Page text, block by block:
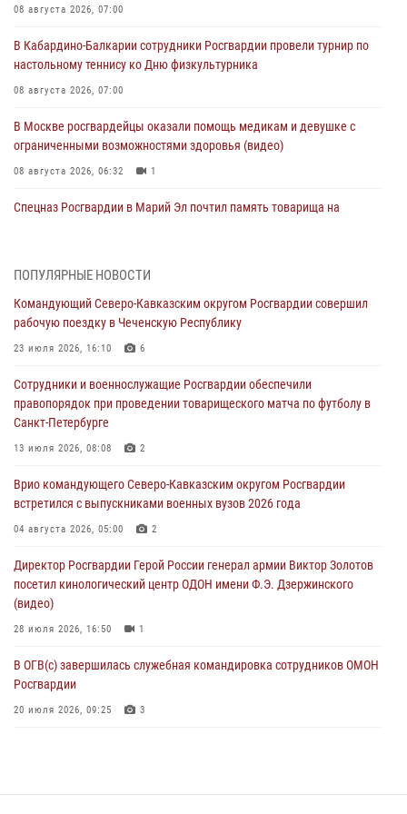
08 августа 2026, 07:00
В Кабардино-Балкарии сотрудники Росгвардии провели турнир по
настольному теннису ко Дню физкультурника
08 августа 2026, 07:00
В Москве росгвардейцы оказали помощь медикам и девушке с
ограниченными возможностями здоровья (видео)
08 августа 2026, 06:32 1
Спецназ Росгвардии в Марий Эл почтил память товарища на
турнирами, мастер-классами и легкоатлетическими забегами
08 августа 2026, 06:03
подготовки на Урале
08 августа 2026, 05:00 3
В ДНР выполняющие задачи СВО росгвардейцы получают из дома
08 августа 2026, 05:00
Комплексные проверки безопасности объектов образования с
08 августа 2026, 04:01
ПОПУЛЯРНЫЕ НОВОСТИ
Командующий Северо-Кавказским округом Росгвардии совершил
рабочую поездку в Чеченскую Республику
23 июля 2026, 16:10 6
Сотрудники и военнослужащие Росгвардии обеспечили
правопорядок при проведении товарищеского матча по футболу в
Санкт-Петербурге
13 июля 2026, 08:08 2
Врио командующего Северо-Кавказским округом Росгвардии
встретился с выпускниками военных вузов 2026 года
04 августа 2026, 05:00 2
Директор Росгвардии Герой России генерал армии Виктор Золотов
посетил кинологический центр ОДОН имени Ф.Э. Дзержинского
(видео)
28 июля 2026, 16:50 1
В ОГВ(с) завершилась служебная командировка сотрудников ОМОН
Росгвардии
20 июля 2026, 09:25 3